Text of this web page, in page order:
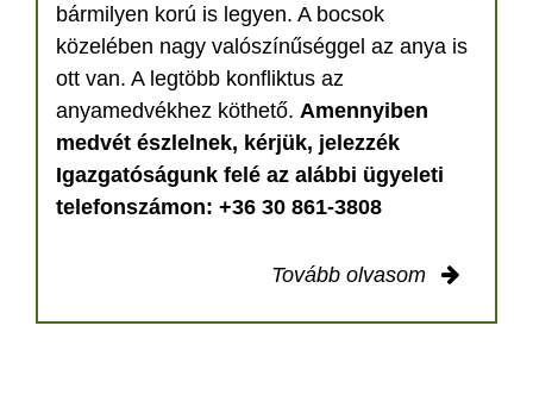
bármilyen korú is legyen. A bocsok
közelében nagy valószínűséggel az anya is
ott van. A legtöbb konfliktus az
anyamedvékhez köthető. Amennyiben
medvét észlelnek, kérjük, jelezzék
Igazgatóságunk felé az alábbi ügyeleti
telefonszámon: +36 30 861-3808
Tovább olvasom